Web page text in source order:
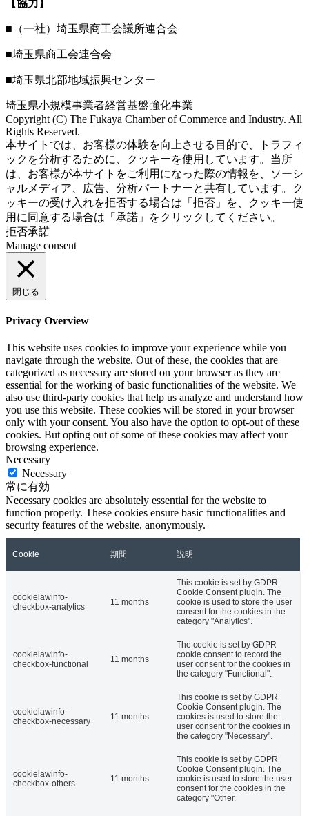
【協力】
■（一社）埼玉県商工会議所連合会
■埼玉県商工会連合会
■埼玉県北部地域振興センター
埼玉県小規模事業者経営基盤強化事業
Copyright (C) The Fukaya Chamber of Commerce and Industry. All
Rights Reserved.
Aileron Theme byThemeCot ⋅Powered byWordPress
本サイトでは、お客様の体験を向上させる目的で、トラフィ
ックを分析するために、クッキーを使用しています。当所
は、お客様が本サイトをご利用になった際の情報を、ソーシ
ャルメディア、広告、分析パートナーと共有しています。ク
ッキーの受け入れを拒否する場合は「拒否」を、クッキー使
用に同意する場合は「承諾」をクリックしてください。
拒否承諾
Manage consent
閉じる
Privacy Overview
This website uses cookies to improve your experience while you
navigate through the website. Out of these, the cookies that are
categorized as necessary are stored on your browser as they are
essential for the working of basic functionalities of the website. We
also use third-party cookies that help us analyze and understand how
you use this website. These cookies will be stored in your browser
only with your consent. You also have the option to opt-out of these
cookies. But opting out of some of these cookies may affect your
browsing experience.
Necessary
Necessary
常に有効
Necessary cookies are absolutely essential for the website to
function properly. These cookies ensure basic functionalities and
security features of the website, anonymously.
Cookie 期間 説明
cookielawinfo-
checkbox-analytics
11 months
This cookie is set by GDPR
Cookie Consent plugin. The
cookie is used to store the user
consent for the cookies in the
category "Analytics".
cookielawinfo-
checkbox-functional
11 months
The cookie is set by GDPR
cookie consent to record the
user consent for the cookies in
the category "Functional".
cookielawinfo-
checkbox-necessary
11 months
This cookie is set by GDPR
Cookie Consent plugin. The
cookies is used to store the
user consent for the cookies in
the category "Necessary".
cookielawinfo-
checkbox-others
11 months
This cookie is set by GDPR
Cookie Consent plugin. The
cookie is used to store the user
consent for the cookies in the
category "Other.